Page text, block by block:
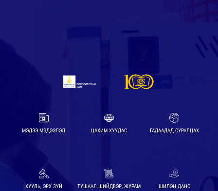
МЭДЭЭ МЭДЭЭЛЭЛ ЦАХИМ ХУУДАС ГАДААДАД СУРАЛЦАХ
ХУУЛЬ, ЭРХ ЗҮЙ ТУШААЛ ШИЙДВЭР, ЖУРАМ ШИЛЭН ДАНС